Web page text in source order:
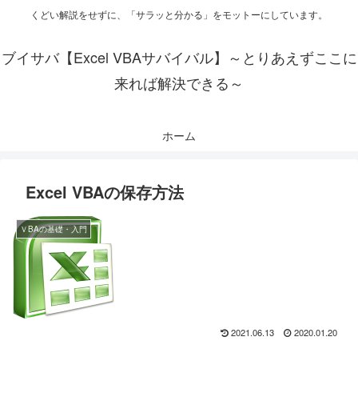
くどい解説をせずに、「サラッと分かる」をモットーにしています。
ブイサバ【Excel VBAサバイバル】～とりあえずここに
来れば解決できる～
ホーム
Excel VBAの保存方法
ＶBAの基礎・入門
2021.06.13 2020.01.20